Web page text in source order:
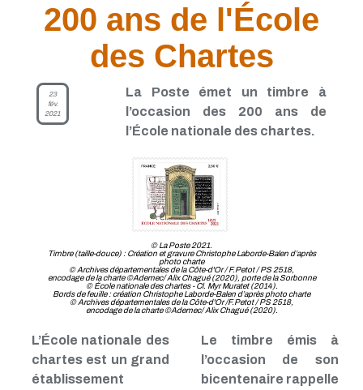
200 ans de l'École
des Chartes
23
fév.
2021
La Poste émet un timbre à
l’occasion des 200 ans de
l’École nationale des chartes.
© La Poste 2021.
Timbre (taille-douce) : Création et gravure Christophe Laborde-Balen d’après
photo charte
© Archives départementales de la Côte-d'Or / F.Petot / PS 2518,
encodage de la charte ©Ademec/ Alix Chagué (2020), porte de la Sorbonne
© École nationale des chartes - Cl. Myr Muratet (2014).
Bords de feuille : création Christophe Laborde-Balen d’après photo charte
© Archives départementales de la Côte-d'Or /F.Petot / PS 2518,
encodage de la charte ©Ademec/ Alix Chagué (2020).
L’École nationale des
chartes est un grand
établissement
Le timbre émis à
l’occasion de son
bicentenaire rappelle